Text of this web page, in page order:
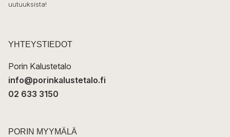
k
t
uutuuksista!
YHTEYSTIEDOT
Porin Kalustetalo
info@porinkalustetalo.fi
02 633 3150
PORIN MYYMÄLÄ